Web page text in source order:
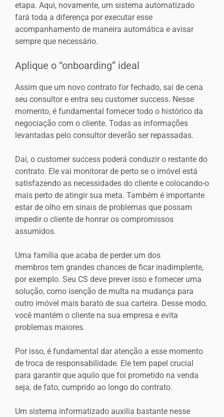
etapa. Aqui, novamente, um sistema automatizado
fará toda a diferença por executar esse
acompanhamento de maneira automática e avisar
sempre que necessário.
Aplique o “onboarding” ideal
Assim que um novo contrato for fechado, sai de cena
seu consultor e entra seu customer success. Nesse
momento, é fundamental fornecer todo o histórico da
negociação com o cliente. Todas as informações
levantadas pelo consultor deverão ser repassadas.
Daí, o customer success poderá conduzir o restante do
contrato. Ele vai monitorar de perto se o imóvel está
satisfazendo as necessidades do cliente e colocando-o
mais perto de atingir sua meta. Também é importante
estar de olho em sinais de problemas que possam
impedir o cliente de honrar os compromissos
assumidos.
Uma família que acaba de perder um dos
membros tem grandes chances de ficar inadimplente,
por exemplo. Seu CS deve prever isso e fornecer uma
solução, como isenção de multa na mudança para
outro imóvel mais barato de sua carteira. Desse modo,
você mantém o cliente na sua empresa e evita
problemas maiores.
Por isso, é fundamental dar atenção a esse momento
de troca de responsabilidade. Ele tem papel crucial
para garantir que aquilo que foi prometido na venda
seja, de fato, cumprido ao longo do contrato.
Um sistema informatizado auxilia bastante nesse